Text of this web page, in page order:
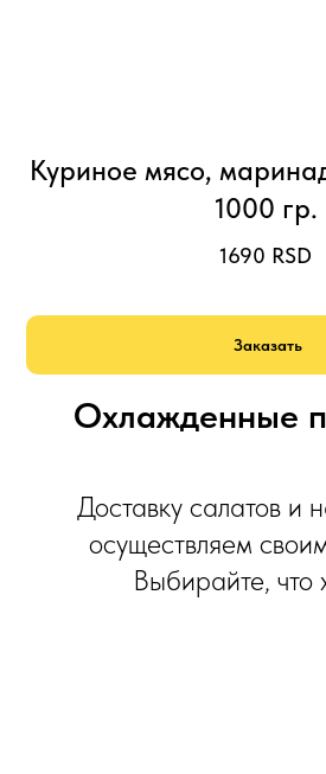
Куриное мясо,
1000 гр.
1690 RSD
Заказать
Охлажденные
Доставку салатов и
осуществляем
Выбирайте, что